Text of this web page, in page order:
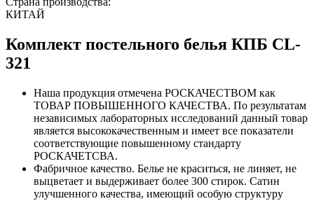
КИТАЙ
Комплект постельного белья КПБ CL-
321
Наша продукция отмечена РОСКАЧЕСТВОМ как
ТОВАР ПОВЫШЕННОГО КАЧЕСТВА. По результатам
независимых лабораторных исследований данный товар
является высококачественным и имеет все показатели
соответствующие повышенному стандарту
РОСКАЧЕТСВА.
Фабричное качество. Белье не краситься, не линяет, не
выцветает и выдерживает более 300 стирок. Сатин
улучшенного качества, имеющий особую структуру